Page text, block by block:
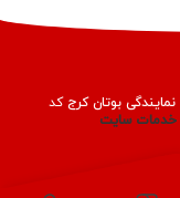
نمایندگی بوتان کرجکد
خدماتسایت